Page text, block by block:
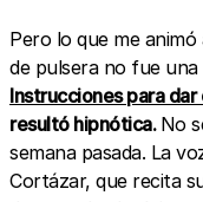
Pero lo que me
de pulsera no fue
Instrucciones para dar
resultó hipnótica. No
semana pasada. La
Cortázar, que recita